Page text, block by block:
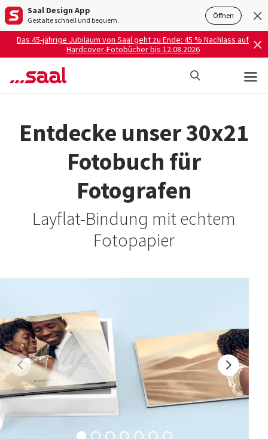
Saal Design App
Gestalte schnell und bequem. Öffnen
Das 45-jährige Jubiläum von Saal geht zu Ende: 45 % Nachlass auf
Hardcover-Fotobücher bis 12.08.2026
Entdecke unser 30x21
Fotobuch für
Fotografen
Layflat-Bindung mit echtem
Fotopapier